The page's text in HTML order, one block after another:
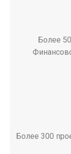
Более
Более 300